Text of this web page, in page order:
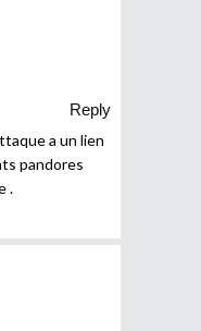
Reply
a un lien
pandores
.